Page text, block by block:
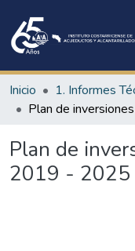
Inicio 1. Informes
Plan de
2019 - 2025